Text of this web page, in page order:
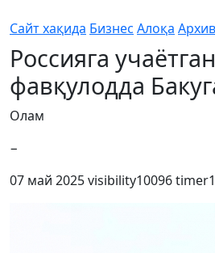
Сайт хақида Бизнес Алоқа Архив
Россияга
фавқулодда
Олам
−
07 май 2025visibility10096timer